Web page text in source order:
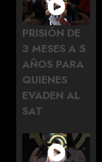
PRISIÓN DE
3 MESES A 5
AÑOS PARA
QUIENES
EVADEN AL
SAT